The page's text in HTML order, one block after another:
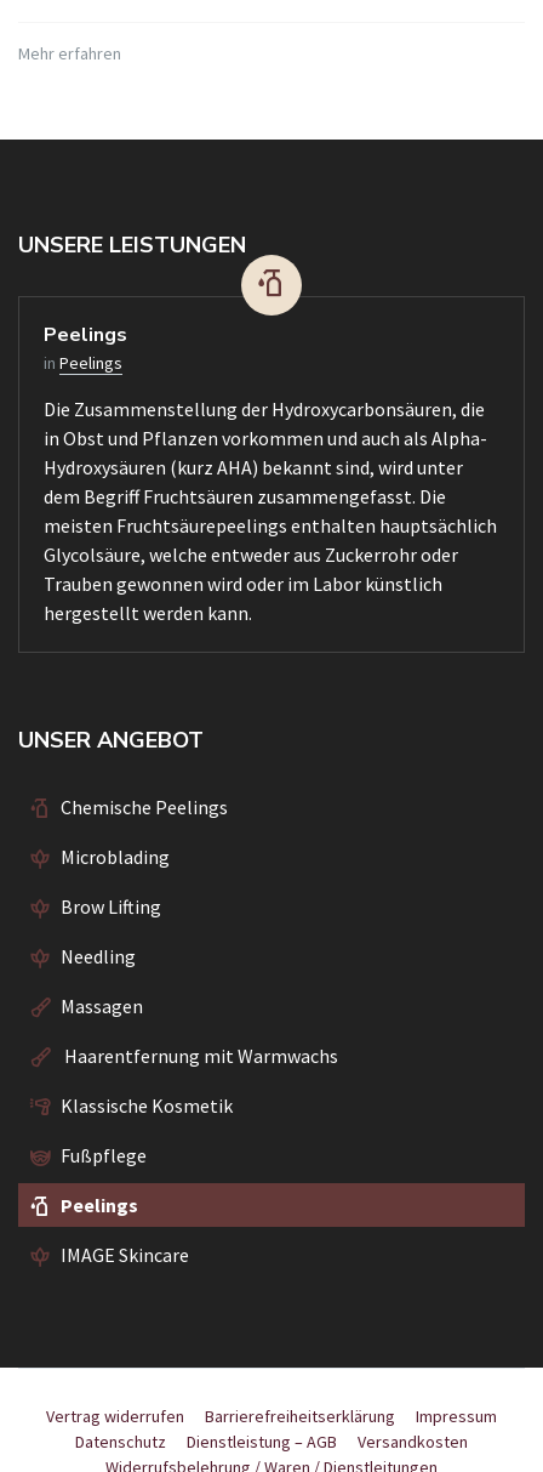
Mehr erfahren
UNSERE LEISTUNGEN
Peelings
in Peelings
Die Zusammenstellung der Hydroxycarbonsäuren, die
in Obst und Pflanzen vorkommen und auch als Alpha-
Hydroxysäuren (kurz AHA) bekannt sind, wird unter
dem Begriff Fruchtsäuren zusammengefasst. Die
meisten Fruchtsäurepeelings enthalten hauptsächlich
Glycolsäure, welche entweder aus Zuckerrohr oder
Trauben gewonnen wird oder im Labor künstlich
hergestellt werden kann.
UNSER ANGEBOT
Chemische Peelings
Microblading
Brow Lifting
Needling
Massagen
Haarentfernung mit Warmwachs
Klassische Kosmetik
Fußpflege
Peelings
IMAGE Skincare
Vertrag widerrufen Barrierefreiheitserklärung
Impressum
Datenschutz
Dienstleistung – AGB
Versandkosten
Widerrufsbelehrung / Waren / Dienstleitungen